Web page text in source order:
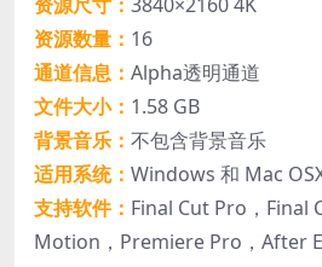
资源数量： 16
通道信息： Alpha透明通道
文件大小： 1.58 GB
背景音乐： 不包含背景音乐
适用系统： Windows 和 Mac
支持软件： Final Cut Pro，Final
Motion，Premiere Pro，After